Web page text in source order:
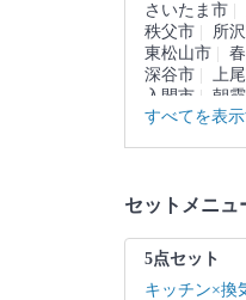
さいたま市
秩父市
所
東松山市
深谷市
上
入間市
朝
久喜市
北
北葛飾郡
すべてを表
セットメニュ
5点セット
キッチン×換